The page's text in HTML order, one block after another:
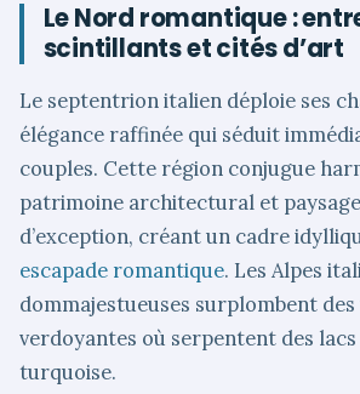
Le Nord romantique :
scintillants et cités d’art
Le septentrion italien déploie ses
élégance raffinée qui séduit
couples. Cette région conjugue
patrimoine architectural et
d’exception, créant un cadre
escapade romantique. Les Alpes
dommajestueuses surplombent des
verdoyantes où serpentent des lacs
turquoise.